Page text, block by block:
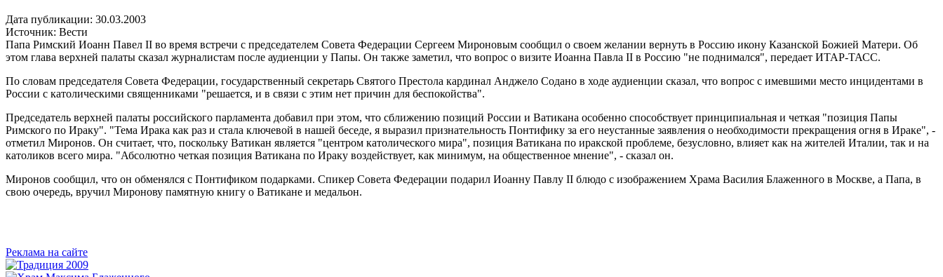
Дата публикации: 30.03.2003
Источник: Вести
Папа Римский Иоанн Павел II во время встречи с председателем Совета Федерации Сергеем Мироновым сообщил о своем желании вернуть в Россию икону Казанской Божией Матери. Об
этом глава верхней палаты сказал журналистам после аудиенции у Папы. Он также заметил, что вопрос о визите Иоанна Павла II в Россию "не поднимался", передает ИТАР-ТАСС.
По словам председателя Совета Федерации, государственный секретарь Святого Престола кардинал Анджело Содано в ходе аудиенции сказал, что вопрос с имевшими место инцидентами в
России с католическими священниками "решается, и в связи с этим нет причин для беспокойства".
Председатель верхней палаты российского парламента добавил при этом, что сближению позиций России и Ватикана особенно способствует принципиальная и четкая "позиция Папы
Римского по Ираку". "Тема Ирака как раз и стала ключевой в нашей беседе, я выразил признательность Понтифику за его неустанные заявления о необходимости прекращения огня в Ираке", -
отметил Миронов. Он считает, что, поскольку Ватикан является "центром католического мира", позиция Ватикана по иракской проблеме, безусловно, влияет как на жителей Италии, так и на
католиков всего мира. "Абсолютно четкая позиция Ватикана по Ираку воздействует, как минимум, на общественное мнение", - сказал он.
Миронов сообщил, что он обменялся с Понтификом подарками. Спикер Совета Федерации подарил Иоанну Павлу II блюдо с изображением Храма Василия Блаженного в Москве, а Папа, в
свою очередь, вручил Миронову памятную книгу о Ватикане и медальон.
Реклама на сайте